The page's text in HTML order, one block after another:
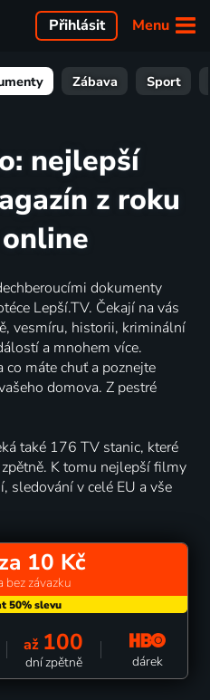
Menu
Přihlásit
Zábava Sport
nejlepší
z roku
dokumenty
Lepší.TV. Čekají na vás
vesmíru, historii, kriminální
a mnohem více.
co máte chuť a poznejte
domova. Z pestré
také 176 TV stanic, které
K tomu nejlepší filmy
sledování v celé EU a vše
10 Kč
bez závazku
až 100
dní zpětně dárek